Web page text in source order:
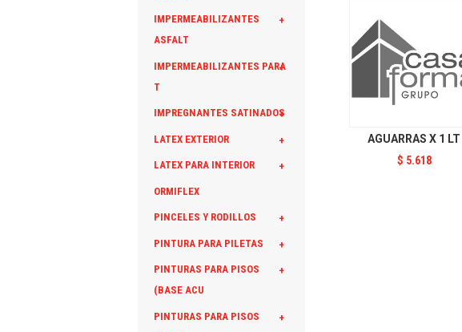
+
IMPERMEABILIZANTES
ASFALT
+
IMPERMEABILIZANTES PARA
T
+
IMPREGNANTES SATINADOS
+
LATEX EXTERIOR
+
LATEX PARA INTERIOR
ORMIFLEX
+
PINCELES Y RODILLOS
+
PINTURA PARA PILETAS
+
PINTURAS PARA PISOS
(BASE ACU
+
PINTURAS PARA PISOS
AGUARRAS X 1 LT
$ 5.618